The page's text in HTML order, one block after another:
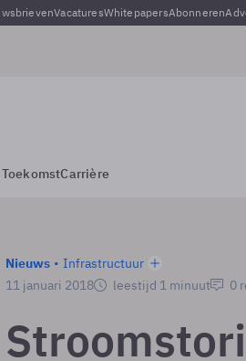
VacaturesWhitepapersAbonneren
Carrière
Nieuws
Infrastructuur
11 januari 2018
leestijd 1 minuut 0